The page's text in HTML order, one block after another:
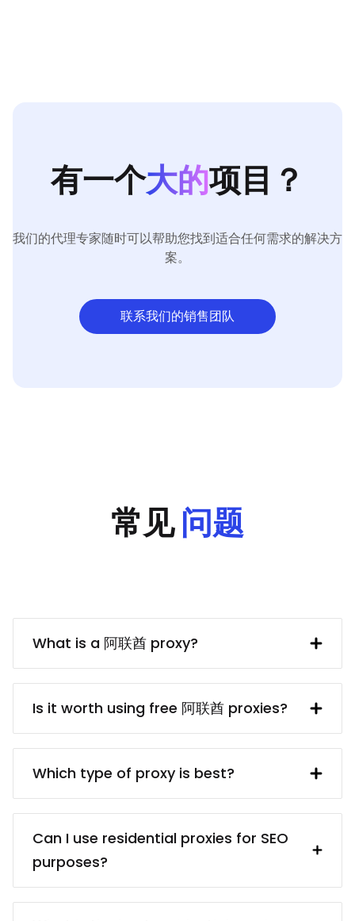
有一个大的项目？
我们的代理专家随时可以帮助您找到适合任何需求的解决方
案。
联系我们的销售团队
常见问题
What is a 阿联酋 proxy?
A 阿联酋 IP address provided by a proxy
server. In turn, the proxy server obtains
said IP address from a UK resident. Using
British websites and services (e.g.
collecting data from them) much easier.
Is it worth using free 阿联酋 proxies?
free 阿联酋 proxy servers usually are
dangerous because of the privacy and
security risks. Even if finding a reliable
time, it’s worth it because paid proxies
usually come from reliable sources.
You’ll be sure that your proxies are
ethically obtained, and you won’t have
Which type of proxy is best?
There are different proxy types for
different targets: for example,
residential proxies (real devices) vs.
data center proxies (cheaper); static
proxies (better for services that require
Can I use residential proxies for SEO
purposes?
Certainly! Our residential proxies are